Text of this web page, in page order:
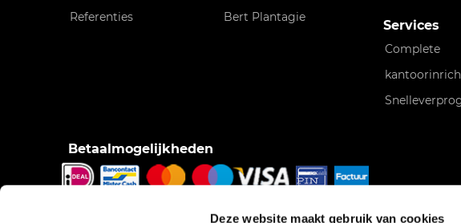
Deze website maakt gebruik van cookies
Referenties
Bert Plantagie
Betaalmogelijkheden
Services
Complete